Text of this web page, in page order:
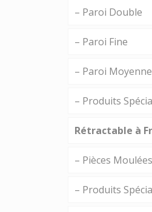
– Paroi Double
– Paroi Fine
– Paroi
– Produits
Rétractable à
– Pièces Moulées
– Produits